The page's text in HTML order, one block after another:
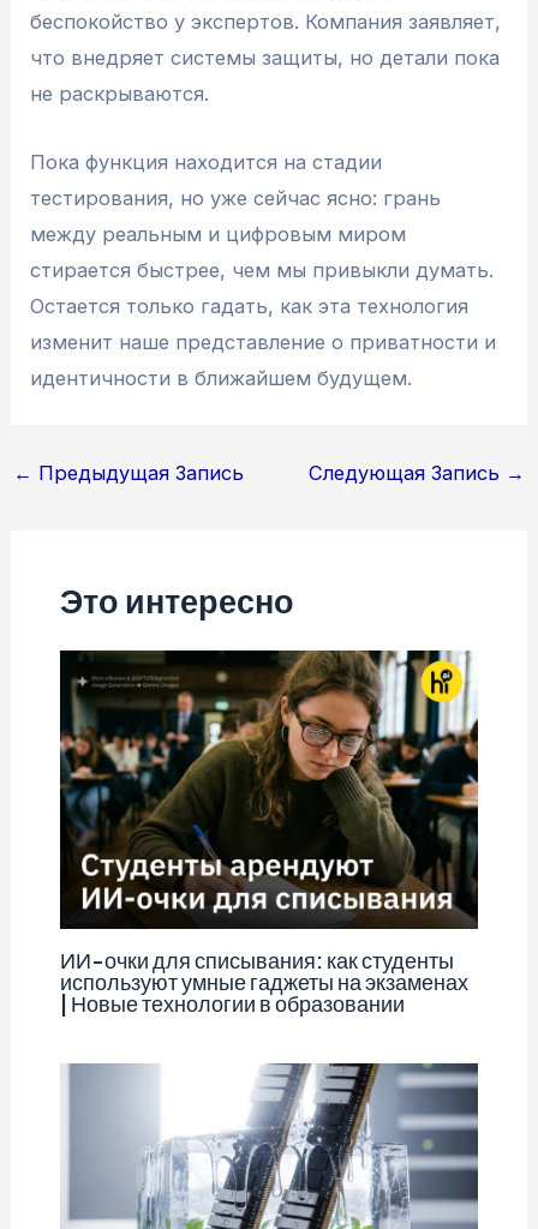
беспокойство у экспертов. Компания заявляет,
что внедряет системы защиты, но детали пока
не раскрываются.
Пока функция находится на стадии
тестирования, но уже сейчас ясно: грань
между реальным и цифровым миром
стирается быстрее, чем мы привыкли думать.
Остается только гадать, как эта технология
изменит наше представление о приватности и
идентичности в ближайшем будущем.
Навигация
← Предыдущая Запись Следующая Запись →
Это интересно
ИИ-очки для списывания: как студенты
используют умные гаджеты на экзаменах
| Новые технологии в образовании